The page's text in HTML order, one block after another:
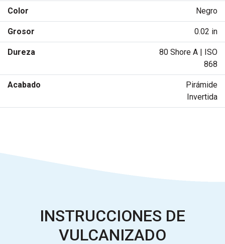
Color Negro
Grosor 0.02 in
Dureza
80 Shore A | ISO
868
Acabado
Pirámide
Invertida
INSTRUCCIONES DE
VULCANIZADO